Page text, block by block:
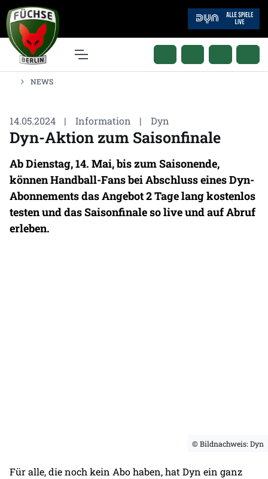
NEWS
14.05.2024 | Information | Dyn
Dyn-Aktion zum Saisonfinale
Ab Dienstag, 14. Mai, bis zum Saisonende,
können Handball-Fans bei Abschluss eines Dyn-
Abonnements das Angebot 2 Tage lang kostenlos
testen und das Saisonfinale so live und auf Abruf
erleben.
© Bildnachweis: Dyn
Für alle, die noch kein Abo haben, hat Dyn ein ganz